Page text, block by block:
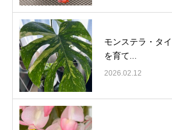
モンステラ・タ
を育て...
2026.02.12